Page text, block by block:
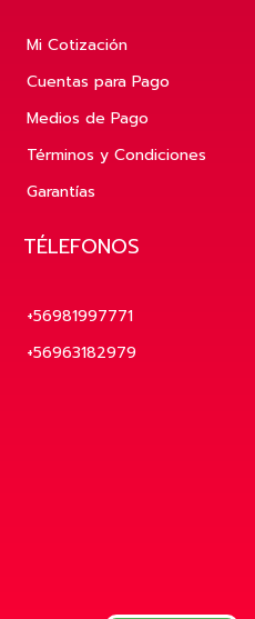
Mi Cotización
Cuentas para Pago
Medios de Pago
Términos y Condiciones
Garantías
TÉLEFONOS
+56981997771
+56963182979